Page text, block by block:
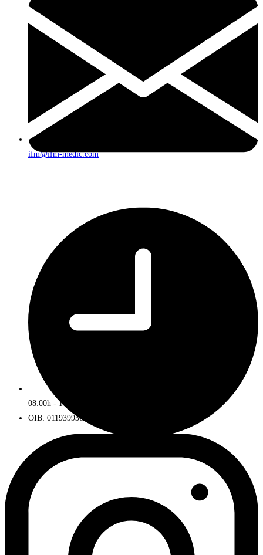
ifm@ifm-medic.com
08:00h - 16:00h
OIB: 01193993672